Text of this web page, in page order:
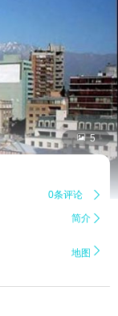
 5
0条评论 
简介 
地图 